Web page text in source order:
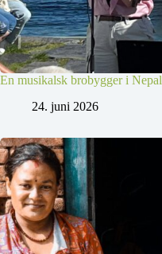
En musikalsk brobygger i Nepal
24. juni 2026